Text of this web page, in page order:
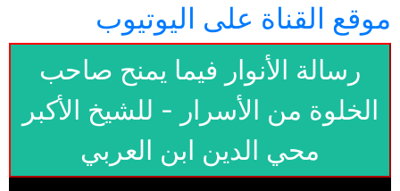
موقع القناة على اليوتيوب
رسالة الأنوار فيما يمنح صاحب
الخلوة من الأسرار - للشيخ الأكبر
محي الدين ابن العربي